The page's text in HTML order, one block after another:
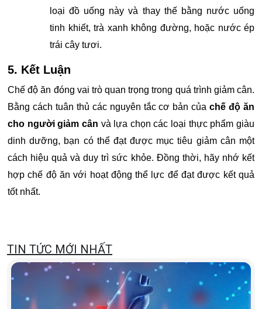
loại đồ uống này và thay thế bằng nước uống
tinh khiết, trà xanh không đường, hoặc nước ép
trái cây tươi.
5. Kết Luận
Chế độ ăn đóng vai trò quan trọng trong quá trình giảm cân.
Bằng cách tuân thủ các nguyên tắc cơ bản củachế độ ăn
cho người giảm cân và lựa chọn các loại thực phẩm giàu
dinh dưỡng, bạn có thể đạt được mục tiêu giảm cân một
cách hiệu quả và duy trì sức khỏe. Đồng thời, hãy nhớ kết
hợp chế độ ăn với hoạt động thể lực để đạt được kết quả
tốt nhất.
TIN TỨC MỚI NHẤT